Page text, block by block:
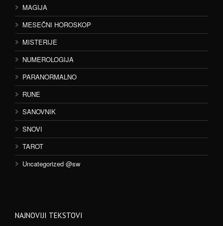
MAGIJA
MESEČNI HOROSKOP
MISTERIJE
NUMEROLOGIJA
PARANORMALNO
RUNE
SANOVNIK
SNOVI
TAROT
Uncategorized @sw
NAJNOVIJI TEKSTOVI